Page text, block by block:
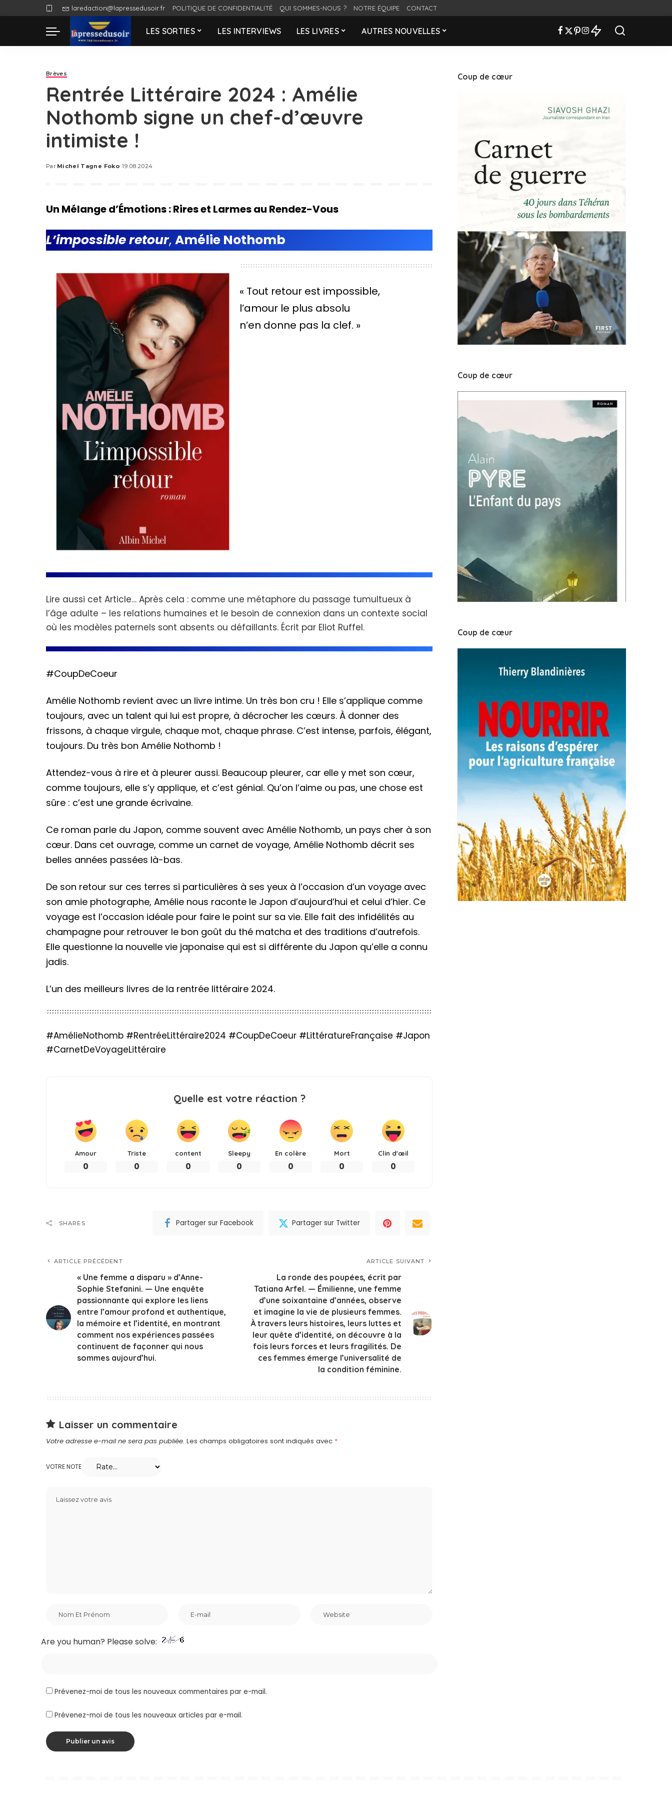
laredaction@lapressedusoir.fr POLITIQUE DE CONFIDENTIALITÉ QUI SOMMES-NOUS ? NOTRE ÉQUIPE CONTACT
LES SORTIES LES INTERVIEWS LES LIVRES AUTRES NOUVELLES
Brèves
Rentrée Littéraire 2024 : Amélie
Nothomb signe un chef-d’œuvre
intimiste !
Posted
Par Michel Tagne Foko 19.08.2024
Un Mélange d’Émotions : Rires et Larmes au Rendez-Vous
L’impossible retour, Amélie Nothomb
« Tout retour est impossible,
l’amour le plus absolu
n’en donne pas la clef. »
Lire aussi cet Article… Après cela : comme une métaphore du passage tumultueux à
l’âge adulte – les relations humaines et le besoin de connexion dans un contexte social
où les modèles paternels sont absents ou défaillants. Écrit par Eliot Ruffel.
#CoupDeCoeur
Amélie Nothomb revient avec un livre intime. Un très bon cru ! Elle s’applique comme
toujours, avec un talent qui lui est propre, à décrocher les cœurs. À donner des
frissons, à chaque virgule, chaque mot, chaque phrase. C’est intense, parfois, élégant,
toujours. Du très bon Amélie Nothomb !
Attendez-vous à rire et à pleurer aussi. Beaucoup pleurer, car elle y met son cœur,
comme toujours, elle s’y applique, et c’est génial. Qu’on l’aime ou pas, une chose est
sûre : c’est une grande écrivaine.
Ce roman parle du Japon, comme souvent avec Amélie Nothomb, un pays cher à son
cœur. Dans cet ouvrage, comme un carnet de voyage, Amélie Nothomb décrit ses
belles années passées là-bas.
De son retour sur ces terres si particulières à ses yeux à l’occasion d’un voyage avec
son amie photographe, Amélie nous raconte le Japon d’aujourd’hui et celui d’hier. Ce
voyage est l’occasion idéale pour faire le point sur sa vie. Elle fait des infidélités au
champagne pour retrouver le bon goût du thé matcha et des traditions d’autrefois.
Elle questionne la nouvelle vie japonaise qui est si différente du Japon qu’elle a connu
jadis.
L’un des meilleurs livres de la rentrée littéraire 2024.
#AmélieNothomb #RentréeLittéraire2024 #CoupDeCoeur #LittératureFrançaise #Japon
#CarnetDeVoyageLittéraire
Quelle est votre réaction ?
Amour
0
Triste
0
content
0
Sleepy
0
En colère
0
Mort
0
Clin d'œil
0
SHARES Partager sur Facebook Partager sur Twitter
ARTICLE PRÉCÉDENT
« Une femme a disparu » d’Anne-
Sophie Stefanini. — Une enquête
passionnante qui explore les liens
entre l’amour profond et authentique,
la mémoire et l’identité, en montrant
comment nos expériences passées
continuent de façonner qui nous
sommes aujourd’hui.
ARTICLE SUIVANT
La ronde des poupées, écrit par
Tatiana Arfel. — Émilienne, une femme
d’une soixantaine d’années, observe
et imagine la vie de plusieurs femmes.
À travers leurs histoires, leurs luttes et
leur quête d’identité, on découvre à la
fois leurs forces et leurs fragilités. De
ces femmes émerge l’universalité de
la condition féminine.
Laisser un commentaire
Votre adresse e-mail ne sera pas publiée. Les champs obligatoires sont indiqués avec *
VOTRE NOTE
Are you human? Please solve:
Prévenez-moi de tous les nouveaux commentaires par e-mail.
Prévenez-moi de tous les nouveaux articles par e-mail.
Coup de cœur
Coup de cœur
Coup de cœur